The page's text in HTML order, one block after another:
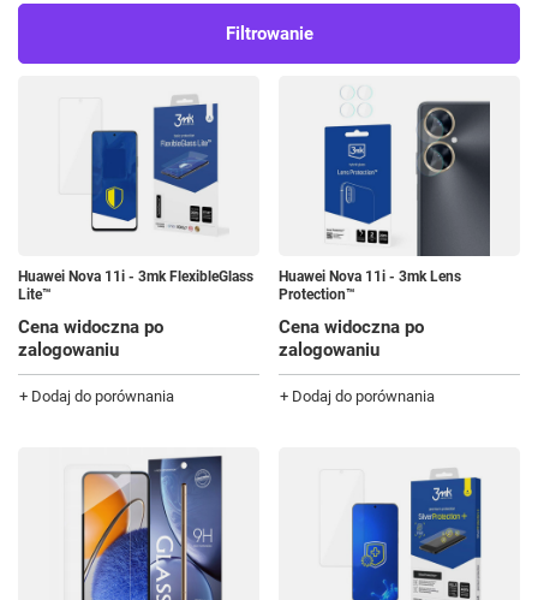
Filtrowanie
Huawei Nova 11i - 3mk FlexibleGlass
Lite™
Cena widoczna po
zalogowaniu
+ Dodaj do porównania
Huawei Nova 11i - 3mk Lens
Protection™
Cena widoczna po
zalogowaniu
+ Dodaj do porównania